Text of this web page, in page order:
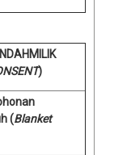
)
(Blanket